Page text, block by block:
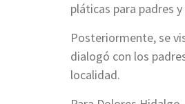
pláticas para padres
Posteriormente, se
dialogó con los
localidad.